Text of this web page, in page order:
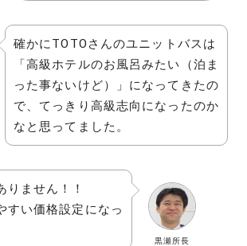
確かにTOTOさんのユニットバスは
「高級ホテルのお風呂みたい（泊ま
った事ないけど）」になってきたの
で、てっきり高級志向になったのか
なと思ってました。
黒瀬所長
りません！！
すい価格設定になっ